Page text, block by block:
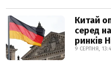
Китай
серед
ринків
9 СЕРПНЯ,